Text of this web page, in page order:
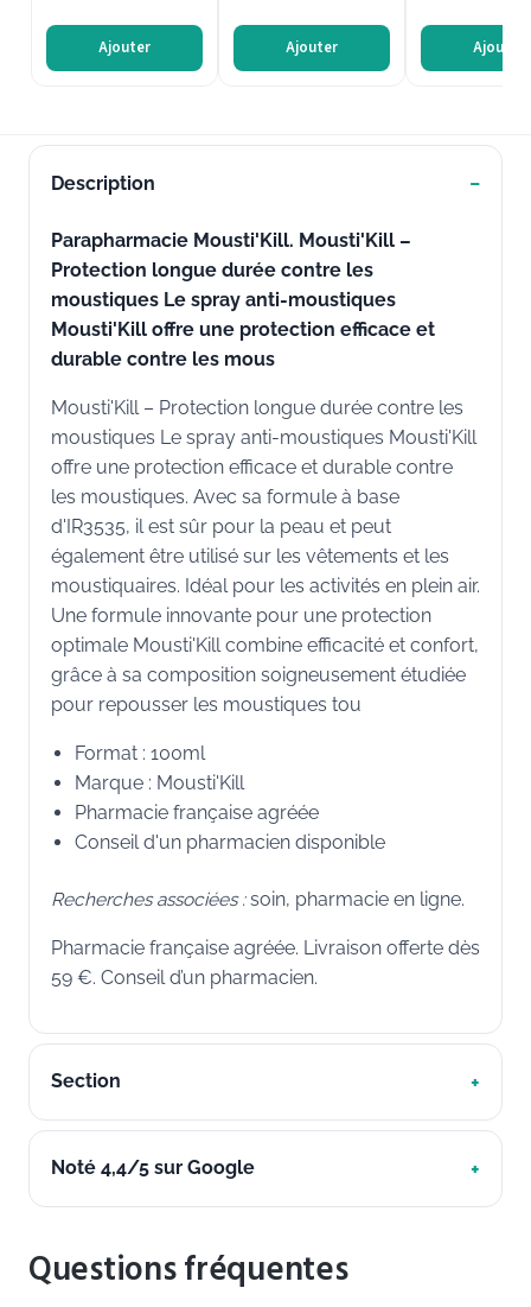
Ajouter Ajouter Ajouter
Description
Parapharmacie Mousti'Kill. Mousti'Kill –
Protection longue durée contre les
moustiques Le spray anti-moustiques
Mousti'Kill offre une protection efficace et
durable contre les mous
Mousti'Kill – Protection longue durée contre les
moustiques Le spray anti-moustiques Mousti'Kill
offre une protection efficace et durable contre
les moustiques. Avec sa formule à base
d'IR3535, il est sûr pour la peau et peut
également être utilisé sur les vêtements et les
moustiquaires. Idéal pour les activités en plein air.
Une formule innovante pour une protection
optimale Mousti'Kill combine efficacité et confort,
grâce à sa composition soigneusement étudiée
pour repousser les moustiques tou
Format : 100ml
Marque : Mousti'Kill
Pharmacie française agréée
Conseil d'un pharmacien disponible
Recherches associées :soin, pharmacie en ligne.
Pharmacie française agréée. Livraison offerte dès
59 €. Conseil d’un pharmacien.
Section
Noté 4,4/5 sur Google
Questions fréquentes